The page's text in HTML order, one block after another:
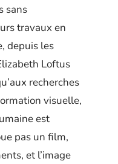
sans
travaux en
depuis les
Loftus
recherches
visuelle,
est
pas un film,
et l’image